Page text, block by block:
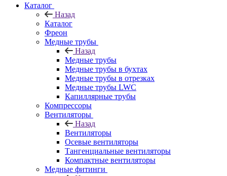
Каталог
Назад
Каталог
Фреон
Медные трубы
Назад
Медные трубы
Медные трубы в бухтах
Медные трубы в отрезках
Медные трубы LWC
Капиллярные трубы
Компрессоры
Вентиляторы
Назад
Вентиляторы
Осевые вентиляторы
Тангенциальные вентиляторы
Компактные вентиляторы
Медные фитинги